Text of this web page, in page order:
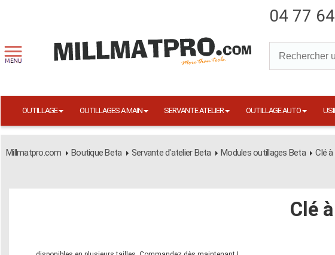
04 77
OUTILLAGE OUTILLAGES A MAIN SERVANTE ATELIER OUTILLAGE AUTO
Millmatpro.com Boutique Beta Servante d'atelier Beta Modules outillages Beta Clé à
Clé